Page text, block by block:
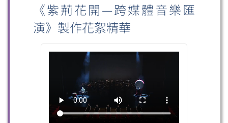
《紫荊花開—跨媒體音樂匯
演》製作花絮精華